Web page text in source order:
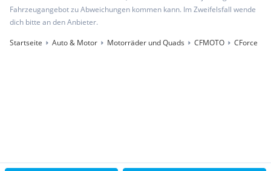
Fahrzeugangebot zu Abweichungen kommen kann. Im Zweifelsfall wende
dich bitte an den Anbieter.
Startseite
Auto & Motor Motorräder und Quads CFMOTO CForce